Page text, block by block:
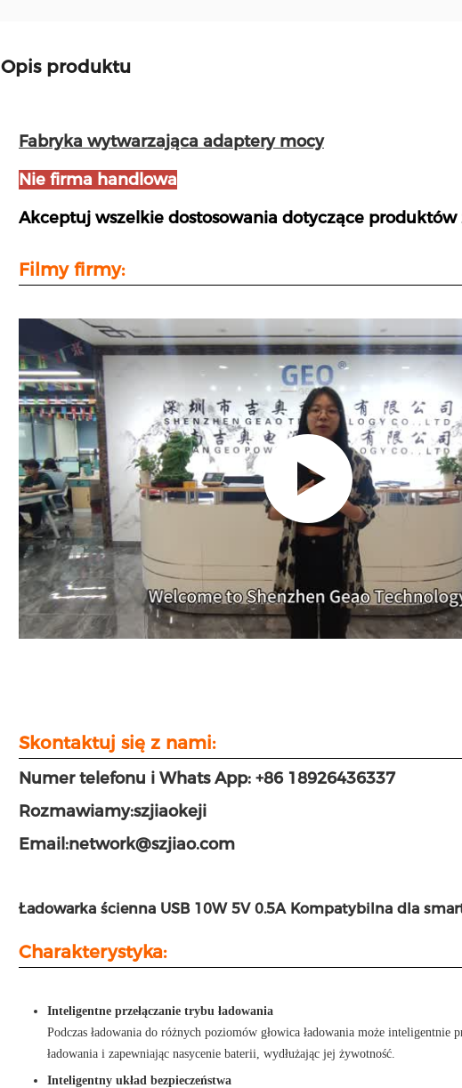
Opis produktu
Fabryka wytwarzająca adaptery mocy
Nie firma handlowa
Akceptuj wszelkie dostosowania dotyczące
Filmy firmy:
Skontaktuj się z nami:
Numer telefonu i Whats App: +86 18926436337
Rozmawiamy:szjiaokeji
Email:network@szjiao.com
Ładowarka ścienna USB 10W 5V 0.5A Kompatybilna dla
Charakterystyka:
Inteligentne przełączanie trybu ładowania
Podczas ładowania do różnych poziomów głowica ładowania może inteligentnie
ładowania i zapewniając nasycenie baterii, wydłużając jej żywotność.
Inteligentny układ bezpieczeństwa